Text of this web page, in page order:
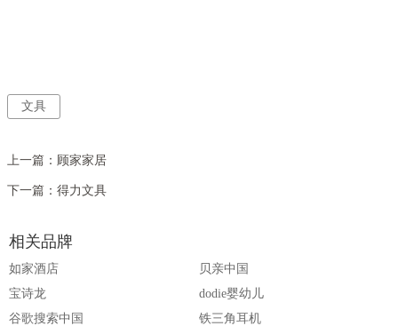
文具
上一篇： 顾家家居
下一篇： 得力文具
相关品牌
如家酒店
贝亲中国
宝诗龙
dodie婴幼儿
谷歌搜索中国
铁三角耳机